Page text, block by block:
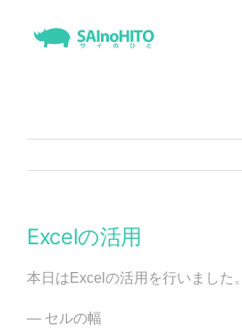
Excelの活用
本日はExcelの活用を行いました。
— セルの幅